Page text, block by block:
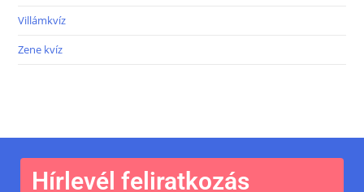
Villámkvíz
Zene kvíz
Hírlevél feliratkozás